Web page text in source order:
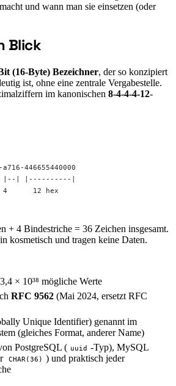
und wann man sie einsetzen (oder
Blick
(16-Byte) Bezeichner, der so konzipiert
ist, ohne eine zentrale Vergabestelle.
im kanonischen 8-4-4-4-12-
446655440000
| |----------|
12 hex
+ 4 Bindestriche = 36 Zeichen insgesamt.
kosmetisch und tragen keine Daten.
× 10³⁸ mögliche Werte
RFC 9562 (Mai 2024, ersetzt RFC
Unique Identifier) genannt im
(gleiches Format, anderer Name)
PostgreSQL ( uuid -Typ), MySQL
CHAR(36) ) und praktisch jeder